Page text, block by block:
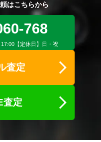
はこちらから
768
17:00【定休日】日・祝
査定
査定